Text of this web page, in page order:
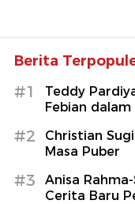
Berita
#1
Teddy
Febian
#2
Christian
Masa Puber
#3
Anisa
Cerita Baru